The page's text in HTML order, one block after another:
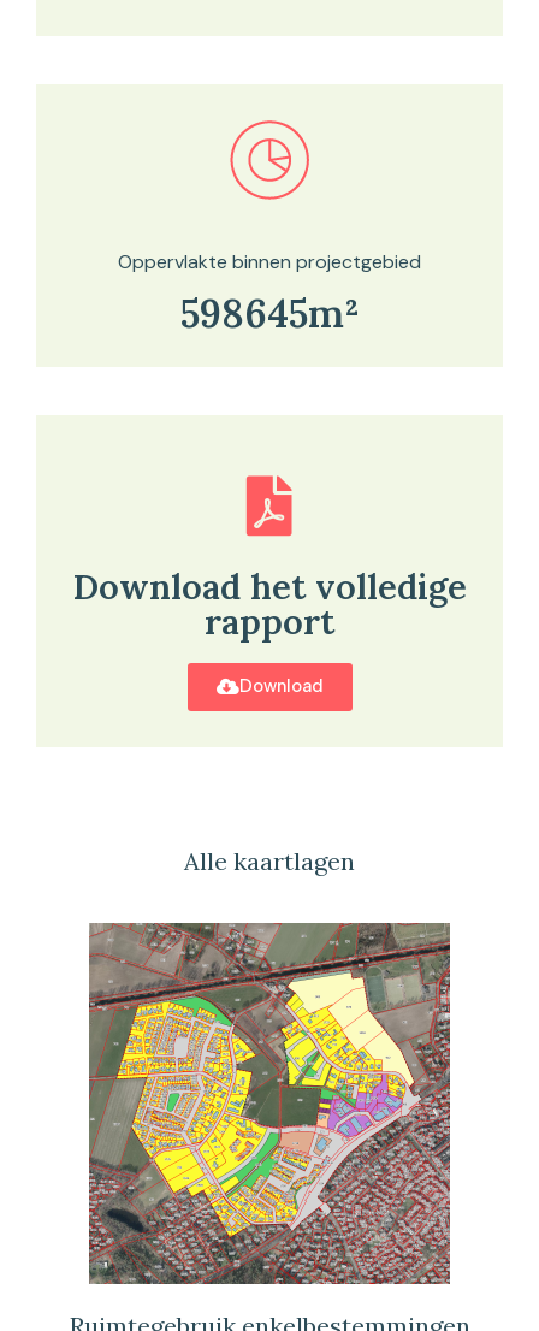
Bekijk in onze kaartviewer
Oppervlakte binnen projectgebied
598645m²
Download het volledige
rapport
Download
Alle kaartlagen